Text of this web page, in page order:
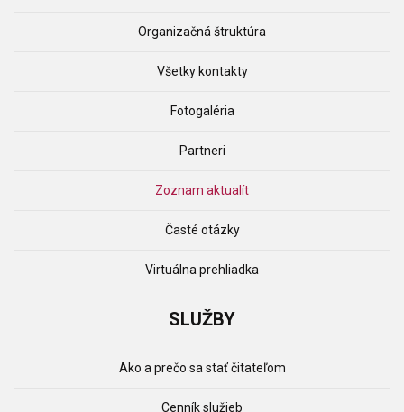
Organizačná štruktúra
Všetky kontakty
Fotogaléria
Partneri
Zoznam aktualít
Časté otázky
Virtuálna prehliadka
SLUŽBY
Ako a prečo sa stať čitateľom
Cenník služieb